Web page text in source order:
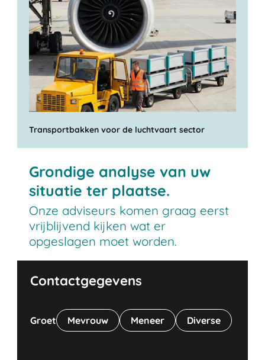
Transportbakken voor de luchtvaart sector
Grondige analyse van uw
situatie ter plaatse.
Onze adviseurs komen graag eerst
vrijblijvend kijken wat er
opgeslagen moet worden.
Contactgegevens
Groet Mevrouw Meneer Diverse